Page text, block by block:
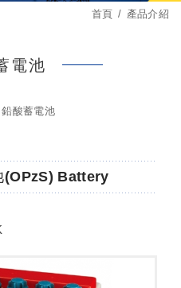
首頁 產品介紹
電池
鉛酸蓄電池
(OPzS) Battery